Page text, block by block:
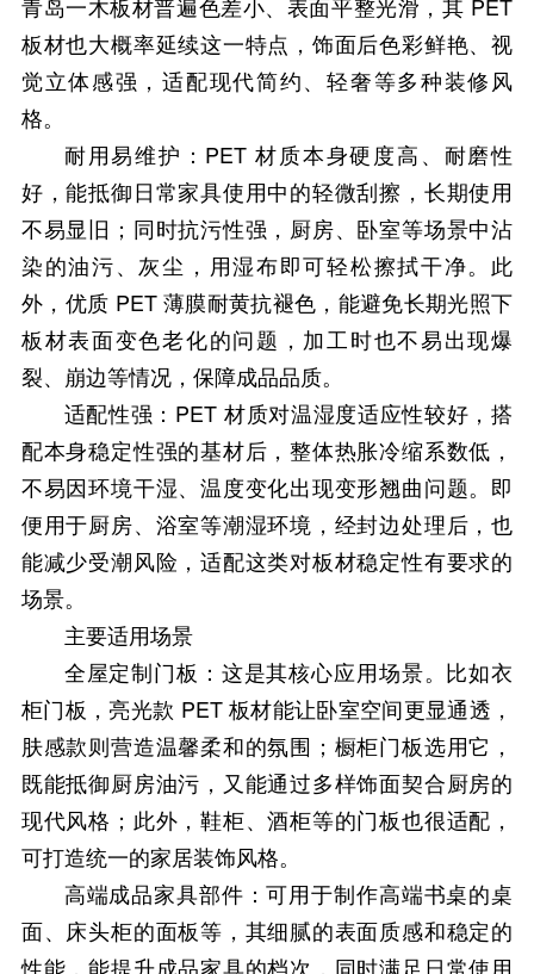
板材也大概率延续这一特点，饰面后色彩鲜艳、视
觉立体感强，适配现代简约、轻奢等多种装修风
格。
耐用易维护：PET 材质本身硬度高、耐磨性
好，能抵御日常家具使用中的轻微刮擦，长期使用
不易显旧；同时抗污性强，厨房、卧室等场景中沾
染的油污、灰尘，用湿布即可轻松擦拭干净。此
外，优质 PET 薄膜耐黄抗褪色，能避免长期光照下
板材表面变色老化的问题，加工时也不易出现爆
裂、崩边等情况，保障成品品质。
适配性强：PET 材质对温湿度适应性较好，搭
配本身稳定性强的基材后，整体热胀冷缩系数低，
不易因环境干湿、温度变化出现变形翘曲问题。即
便用于厨房、浴室等潮湿环境，经封边处理后，也
能减少受潮风险，适配这类对板材稳定性有要求的
场景。
主要适用场景
全屋定制门板：这是其核心应用场景。比如衣
柜门板，亮光款 PET 板材能让卧室空间更显通透，
肤感款则营造温馨柔和的氛围；橱柜门板选用它，
既能抵御厨房油污，又能通过多样饰面契合厨房的
现代风格；此外，鞋柜、酒柜等的门板也很适配，
可打造统一的家居装饰风格。
高端成品家具部件：可用于制作高端书桌的桌
面、床头柜的面板等，其细腻的表面质感和稳定的
性能，能提升成品家具的档次，同时满足日常使用